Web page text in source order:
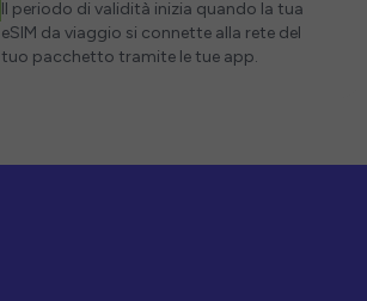
Il periodo di validità inizia quando la tua
eSIM da viaggio si connette alla rete del
tuo pacchetto tramite le tue app.